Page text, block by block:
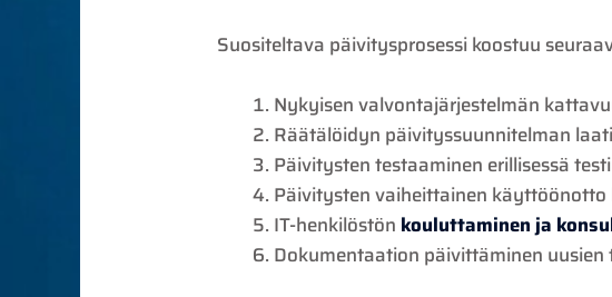
Suositeltava päivitysprosessi koostuu
Nykyisen valvontajärjestelmän
Räätälöidyn päivityssuunnitelman
Päivitysten testaaminen erillisessä
Päivitysten vaiheittainen
IT-henkilöstön kouluttaminen ja
Dokumentaation päivittäminen